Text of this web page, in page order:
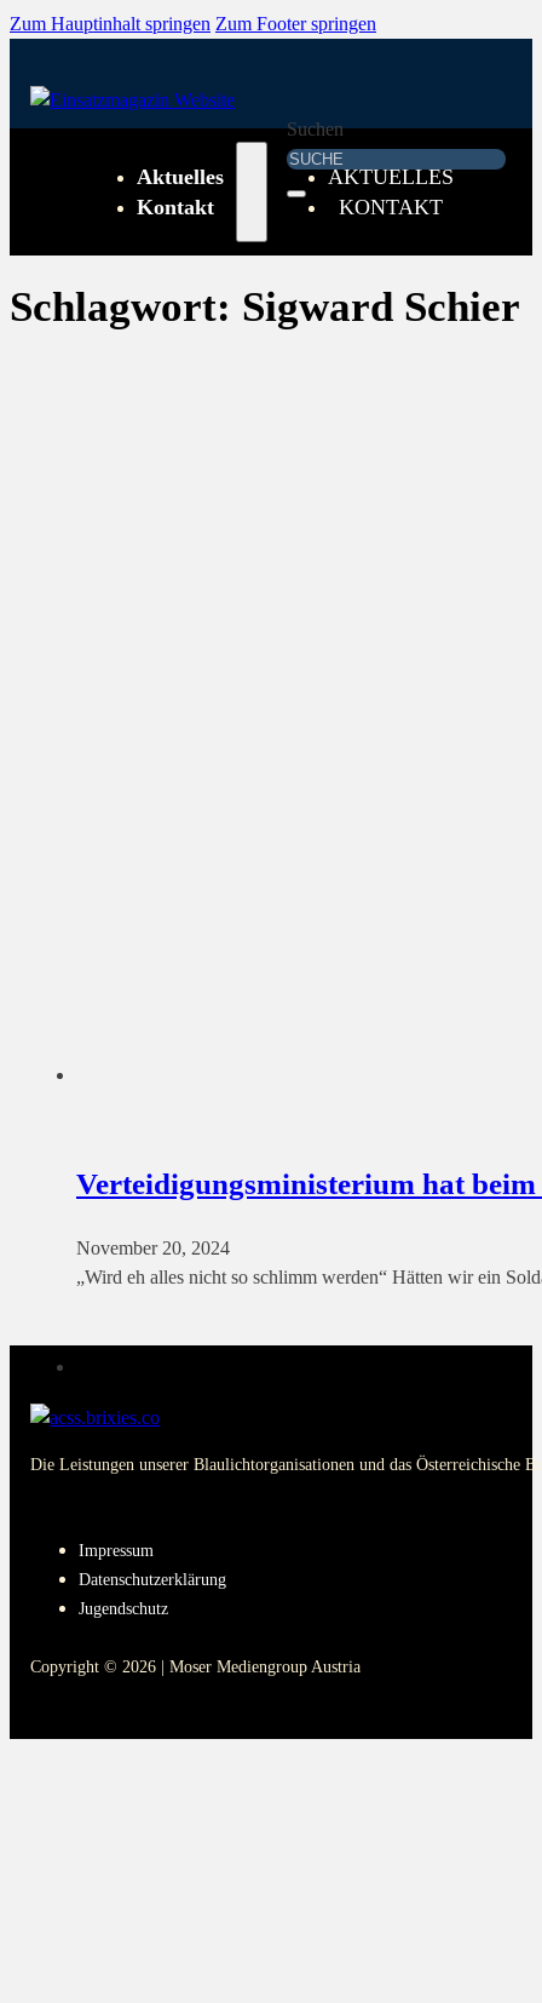
Zum Hauptinhalt springen Zum Footer springen
Suchen
Aktuelles
Kontakt
AKTUELLES
KONTAKT
Schlagwort: Sigward Schier
Verteidigungsministerium hat
November 20, 2024
„Wird eh alles nicht so schlimm werden“ Hätten wir ein
Die Leistungen unserer Blaulichtorganisationen und das Österreichische
Impressum
Datenschutzerklärung
Jugendschutz
Copyright © 2026 | Moser Mediengroup Austria